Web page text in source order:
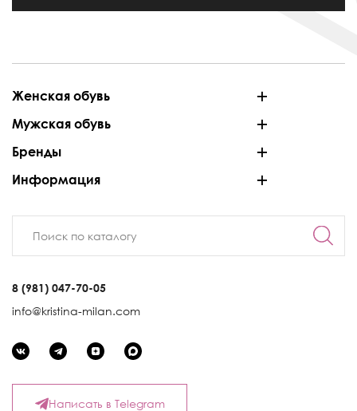
Женская обувь
Мужская обувь
Бренды
Информация
8 (981) 047-70-05
info@kristina-milan.com
Написать в Telegram